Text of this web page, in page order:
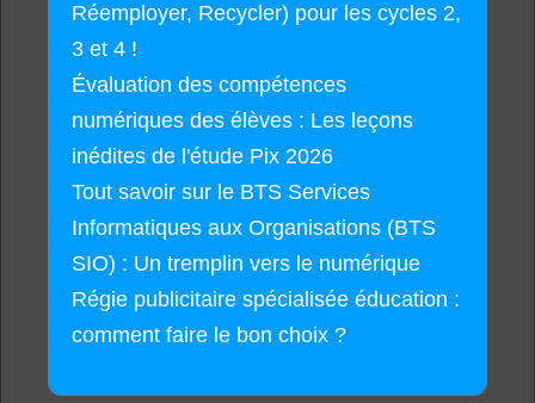
Réemployer, Recycler) pour les cycles 2,
3 et 4 !
Évaluation des compétences
numériques des élèves : Les leçons
inédites de l'étude Pix 2026
Tout savoir sur le BTS Services
Informatiques aux Organisations (BTS
SIO) : Un tremplin vers le numérique
Régie publicitaire spécialisée éducation :
comment faire le bon choix ?